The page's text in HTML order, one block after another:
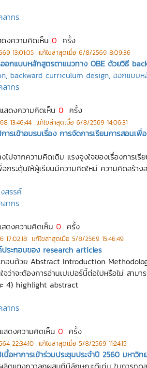
ากร
งความคิดเห็น 0 ครั้ง
13:01:05 แก้ไขล่าสุดเมื่อ 6/8/2569 8:09:36
อกแบบหลักสูตรตาแนวทาง OBE ด้วยวิธี
backward curriculum design, ออกแบบ
ากร
สดงความคิดเห็น 0 ครั้ง
13:46:44 แก้ไขล่าสุดเมื่อ 6/8/2569 14:06:31
ารเข้าอบรบเรื่อง การจัดการเรียนการสอน
ปจากความคิดเดิม แรงจูงใจของเรื่องการเ
กระตุ้นให้ผู้เรียนมีความคิดใหม่ ความคิดสร้
สรรค์
ากร
ดงความคิดเห็น 0 ครั้ง
17:02:18 แก้ไขล่าสุดเมื่อ 5/8/2569 15:46:49
ระกอบของ research articles
บด้วย Abstract Introduction
จว่าจะต้องการอ่านเปเปอร์นี้ต่อไปหรือไม่
4) highlight abstract
ากร
สดงความคิดเห็น 0 ครั้ง
22:34:10 แก้ไขล่าสุดเมื่อ 5/8/2569 11:24:15
นื้อหาการเข้าร่วมประชุมประจำปี 2560 มหาวิท